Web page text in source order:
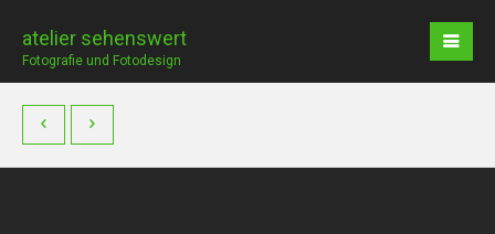
atelier sehenswert
Fotografie und Fotodesign